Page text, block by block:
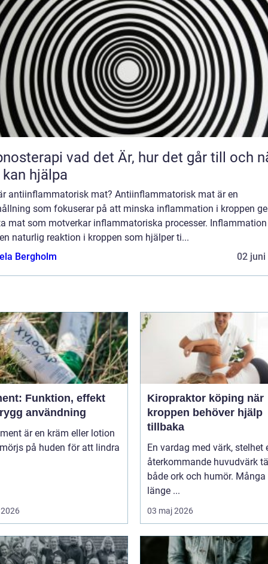
det Är, hur det går till och när
hjälpa
antiinflammatorisk mat? Antiinflammatorisk mat är en
som fokuserar på att minska inflammation i kroppen
mat som motverkar inflammatoriska processer.
naturlig reaktion i kroppen som hjälper ti...
Bergholm
02 juni
Funktion, effekt
användning
är en kräm eller lotion
på huden för att lindra
Kiropraktor köping när
kroppen behöver hjälp
tillbaka
En vardag med värk, stelhet
återkommande huvudvärk
både ork och humör. Många
länge ...
03 maj 2026